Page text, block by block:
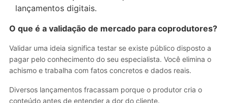
lançamentos digitais.
O que é a validação de mercado para coprodutores?
Validar uma ideia significa testar se existe público disposto a
pagar pelo conhecimento do seu especialista. Você elimina o
achismo e trabalha com fatos concretos e dados reais.
Diversos lançamentos fracassam porque o produtor cria o
conteúdo antes de entender a dor do cliente.